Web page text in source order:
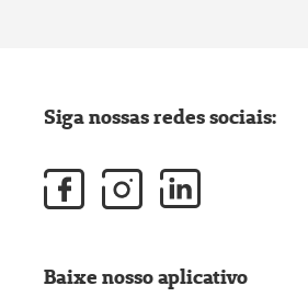
Siga nossas redes sociais:
Baixe nosso aplicativo